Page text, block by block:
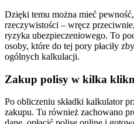
Dzięki temu można mieć
rzeczywistości – wręcz
ryzyka ubezpieczeniowego. To
osoby, które do tej pory płaciły
ogólnych kalkulacji.
Zakup polisy w kilka
Po obliczeniu składki kalkulator
zakupu. Tu również zachowano